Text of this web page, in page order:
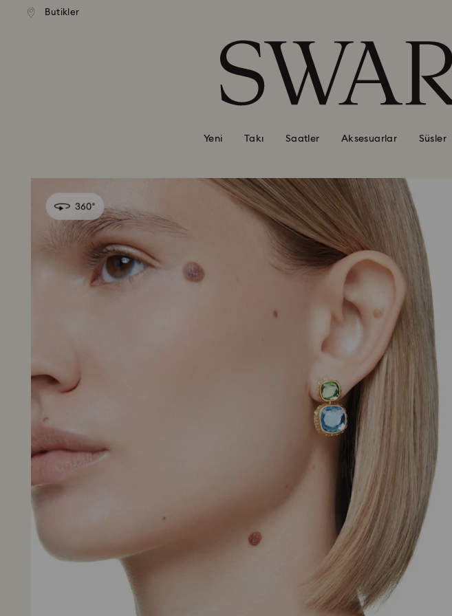
Accesskeys list
Butikler
Yeni Takı Saatler Aksesuarlar Süsler